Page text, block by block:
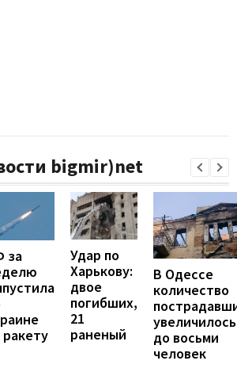
bigmir)net
за
ракету
Удар по
Харькову:
двое
погибших,
21
раненый
В Одессе
количество
увеличилось
до восьми
человек